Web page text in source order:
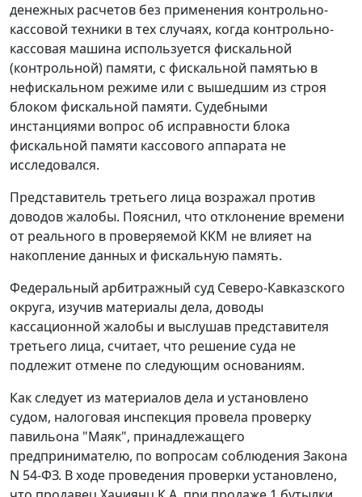
денежных расчетов без применения контрольно-
кассовой техники в тех случаях, когда контрольно-
кассовая машина используется фискальной
(контрольной) памяти, с фискальной памятью в
нефискальном режиме или с вышедшим из строя
блоком фискальной памяти. Судебными
инстанциями вопрос об исправности блока
фискальной памяти кассового аппарата не
исследовался.
Представитель третьего лица возражал против
доводов жалобы. Пояснил, что отклонение времени
от реального в проверяемой ККМ не влияет на
накопление данных и фискальную память.
Федеральный арбитражный суд Северо-Кавказского
округа, изучив материалы дела, доводы
кассационной жалобы и выслушав представителя
третьего лица, считает, что решение суда не
подлежит отмене по следующим основаниям.
Как следует из материалов дела и установлено
судом, налоговая инспекция провела проверку
павильона "Маяк", принадлежащего
предпринимателю, по вопросам соблюдения Закона
N 54-ФЗ. В ходе проведения проверки установлено,